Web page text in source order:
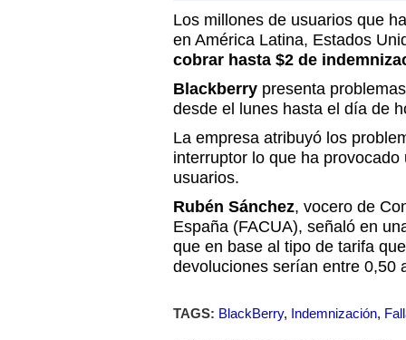
Los millones de usuarios que
en América Latina, Estados
cobrar hasta $2 de
Blackberry presenta
desde el lunes hasta el día de
La empresa atribuyó los
interruptor lo que ha
usuarios.
Rubén Sánchez, vocero de
España (FACUA), señaló en
que en base al tipo de tarifa
devoluciones serían entre 0,50
TAGS: BlackBerry, Indemnización,